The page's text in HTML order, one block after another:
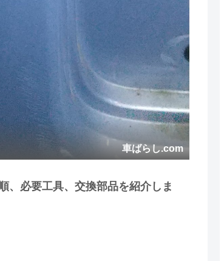
車ばらし.com
、必要工具、交換部品を紹介しま